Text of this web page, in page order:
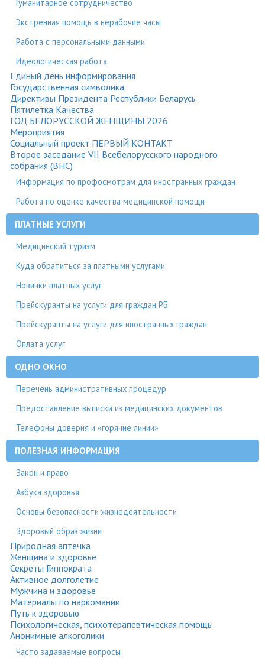
Гуманитарное сотрудничество
Экстренная помощь в нерабочие часы
Работа с персональными данными
Идеологическая работа
Единый день информирования
Государственная символика
Директивы Президента Республики Беларусь
Пятилетка Качества
ГОД БЕЛОРУССКОЙ ЖЕНЩИНЫ 2026
Мероприятия
Социальный проект ПЕРВЫЙ КОНТАКТ
Второе заседание VII Всебелорусского народного
собрания (ВНС)
Информация по профосмотрам для иностранных граждан
Работа по оценке качества медицинской помощи
ПЛАТНЫЕ УСЛУГИ
Медицинский туризм
Куда обратиться за платными услугами
Новинки платных услуг
Прейскуранты на услуги для граждан РБ
Прейскуранты на услуги для иностранных граждан
Оплата услуг
ОДНО ОКНО
Перечень административных процедур
Предоставление выписки из медицинских документов
Телефоны доверия и «горячие линии»
ПОЛЕЗНАЯ ИНФОРМАЦИЯ
Закон и право
Азбука здоровья
Основы безопасности жизнедеятельности
Здоровый образ жизни
Природная аптечка
Женщина и здоровье
Секреты Гиппократа
Активное долголетие
Мужчина и здоровье
Материалы по наркомании
Путь к здоровью
Психологическая, психотерапевтическая помощь
Анонимные алкоголики
Часто задаваемые вопросы